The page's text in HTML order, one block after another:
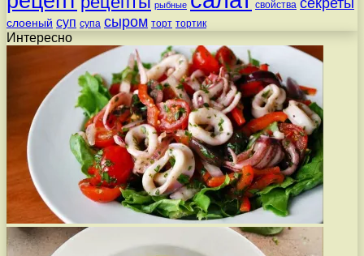
рыбные свойства
слоеный суп супа сыром торт тортик
Интересно